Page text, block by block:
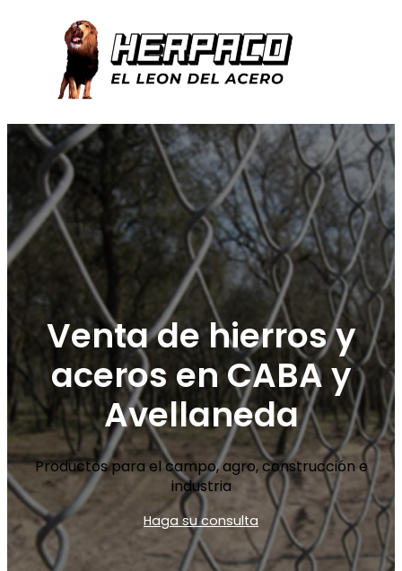
Venta de hierros y
aceros en CABA y
Avellaneda
Productos para el campo, agro, construcción e
industria
Haga su consulta